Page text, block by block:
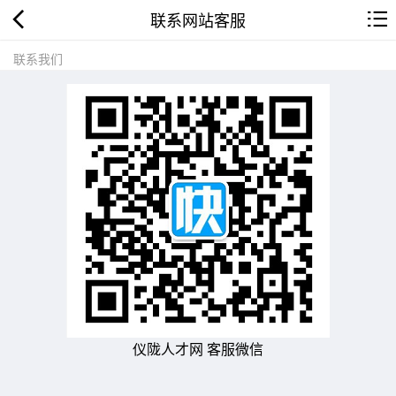
联系网站客服
联系我们
仪陇人才网 客服微信